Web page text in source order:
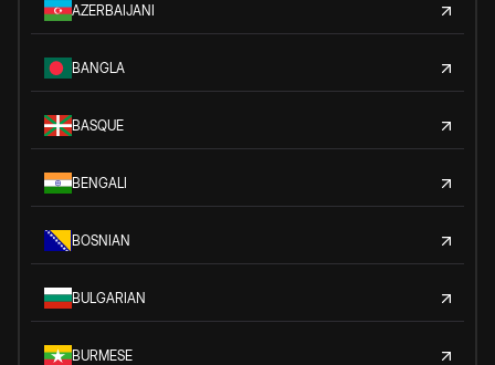
AZERBAIJANI
BANGLA
BASQUE
BENGALI
BOSNIAN
BULGARIAN
BURMESE